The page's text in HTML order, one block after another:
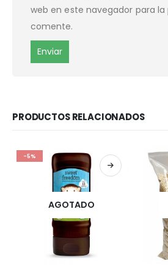
web en este navegador para la
comente.
PRODUCTOS RELACIONADOS
-5%
AGOTADO